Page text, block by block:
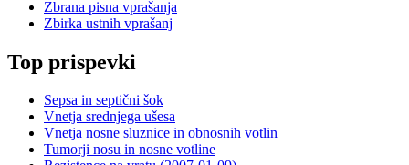
Zbrana pisna vprašanja
Zbirka ustnih vprašanj
Top prispevki
Sepsa in septični šok
Vnetja srednjega ušesa
Vnetja nosne sluznice in obnosnih votlin
Tumorji nosu in nosne votline